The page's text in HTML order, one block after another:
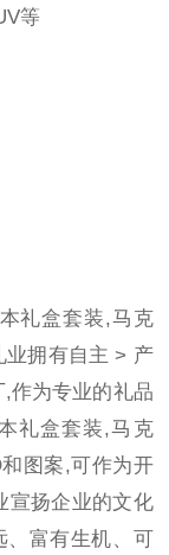
等
礼盒套装,马克
业拥有自主 > 产
,作为专业的礼品
礼盒套装,马克
图案,可作为开
宣扬企业的文化
、富有生机、可